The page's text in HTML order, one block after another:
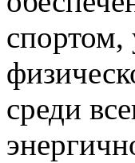
среди